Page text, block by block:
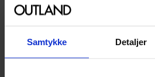
Samtykke Detaljer
På nettlager